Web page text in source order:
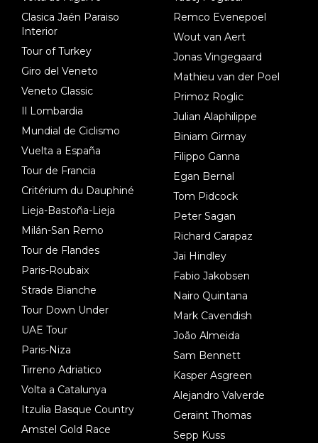
Clasica Jaén Paraiso
Interior
Tour of Turkey
Giro del Veneto
Veneto Classic
Il Lombardia
Mundial de Ciclismo
Vuelta a España
Tour de Francia
Critérium du Dauphiné
Lieja-Bastoña-Lieja
Milán-San Remo
Tour de Flandes
Paris-Roubaix
Strade Bianche
Tour Down Under
UAE Tour
Paris-Niza
Tirreno Adriatico
Volta a Catalunya
Itzulia Basque Country
Amstel Gold Race
Remco Evenepoel
Wout van Aert
Jonas Vingegaard
Mathieu van der Poel
Primoz Roglic
Julian Alaphilippe
Biniam Girmay
Filippo Ganna
Egan Bernal
Tom Pidcock
Peter Sagan
Richard Carapaz
Jai Hindley
Fabio Jakobsen
Nairo Quintana
Mark Cavendish
João Almeida
Sam Bennett
Kasper Asgreen
Alejandro Valverde
Geraint Thomas
Sepp Kuss